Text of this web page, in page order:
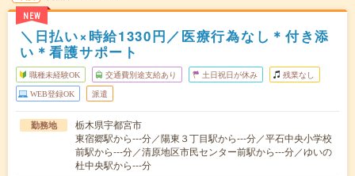
NEW
＼日払い×時給1330円／医療行為なし＊付き添
い＊看護サポート
職種未経験OK 交通費別途支給あり 土日祝日が休み 残業なし
WEB登録OK 派遣
勤務地
栃木県宇都宮市
東宿郷駅から---分／陽東３丁目駅から---分／平石中央小学校
前駅から---分／清原地区市民センター前駅から---分／ゆいの
杜中央駅から---分